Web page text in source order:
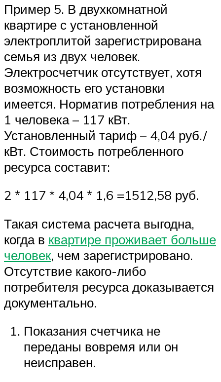
Пример 5. В двухкомнатной
квартире с установленной
электроплитой зарегистрирована
семья из двух человек.
Электросчетчик отсутствует, хотя
возможность его установки
имеется. Норматив потребления на
1 человека – 117 кВт.
Установленный тариф – 4,04 руб./
кВт. Стоимость потребленного
ресурса составит:
2 * 117 * 4,04 * 1,6 =1512,58 руб.
Такая система расчета выгодна,
когда в квартире проживает больше
человек, чем зарегистрировано.
Отсутствие какого-либо
потребителя ресурса доказывается
документально.
Показания счетчика не
переданы вовремя или он
неисправен.